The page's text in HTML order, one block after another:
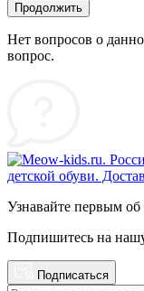
Продолжить
Нет вопросов о
вопрос.
Узнавайте первым
Подпишитесь на
Подписаться